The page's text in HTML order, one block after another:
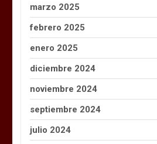
marzo 2025
febrero 2025
enero 2025
diciembre 2024
noviembre 2024
septiembre 2024
julio 2024